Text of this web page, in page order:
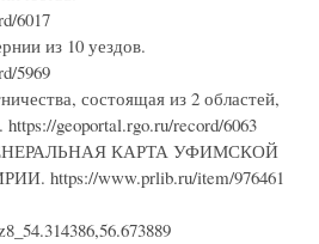
6017
из 10 уездов.
5969
состоящая из 2 областей,
geoportal.rgo.ru/record/6063
ГЕНЕРАЛЬНАЯ КАРТА УФИМСКОЙ
https://www.prlib.ru/item/976461